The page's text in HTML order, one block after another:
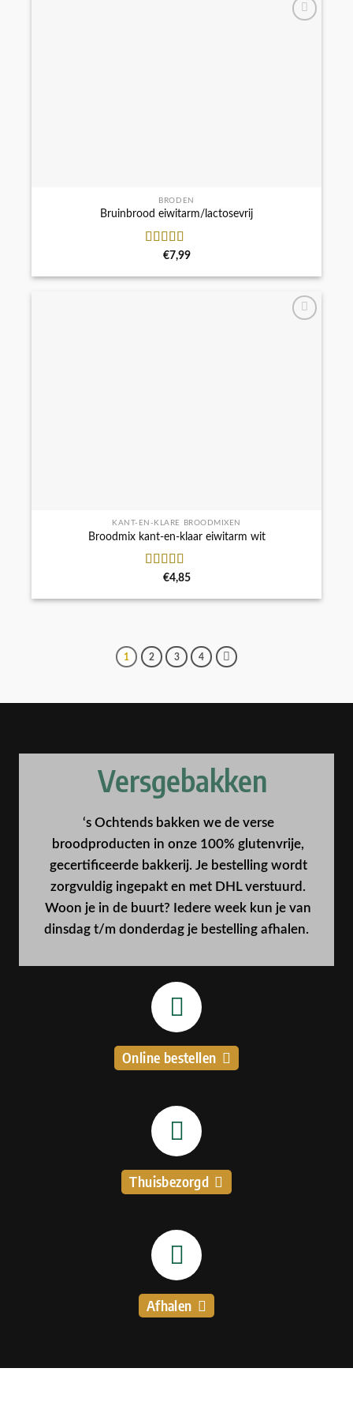
BRODEN
Bruinbrood eiwitarm/lactosevrij
Waardering
€7,99
KANT-EN-KLARE BROODMIXEN
Broodmix kant-en-klaar eiwitarm wit
Waardering
€4,85
1 2 3 4
Versgebakken
‘s Ochtends bakken we de verse
broodproducten in onze 100% glutenvrije,
gecertificeerde bakkerij. Je bestelling wordt
zorgvuldig ingepakt en met DHL verstuurd.
Woon je in de buurt? Iedere week kun je van
dinsdag t/m donderdag je bestelling afhalen.
Online bestellen
Thuisbezorgd
Afhalen